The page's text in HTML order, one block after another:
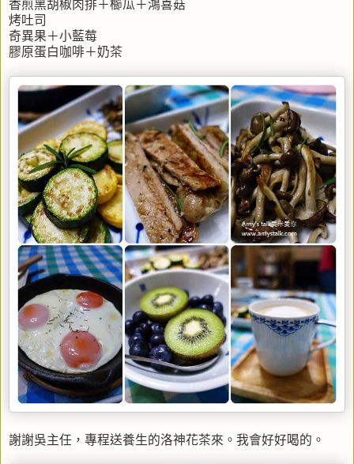
香煎黑胡椒肉排＋櫛瓜＋鴻喜菇
烤吐司
奇異果＋小藍莓
膠原蛋白咖啡＋奶茶
謝謝吳主任，專程送養生的洛神花茶來。我會好好喝的。